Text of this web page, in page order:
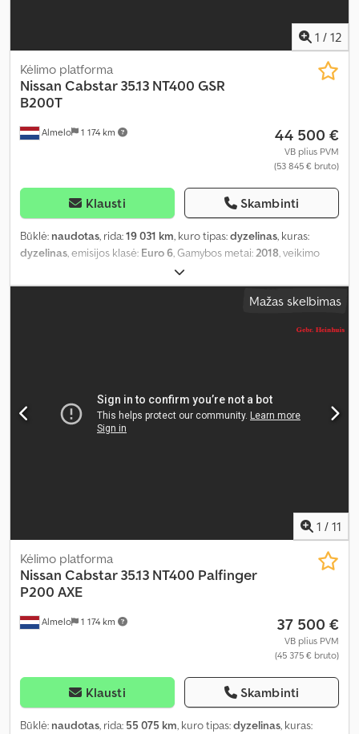
1 / 12
Almelo 1 174 km
Kėlimo platforma
Nissan Cabstar 35.13 NT400 GSR
B200T
44 500 €
VB plius PVM
(53 845 € bruto)
Klausti Skambinti
Būklė: naudotas, rida:19 031 km, kuro tipas:dyzelinas, kuras:
dyzelinas, emisijos klasė: Euro 6, Gamybos metai:2018, veikimo
,
Mažas skelbimas
1 / 11
Almelo 1 174 km
Kėlimo platforma
Nissan Cabstar 35.13 NT400 Palfinger
P200 AXE
37 500 €
VB plius PVM
(45 375 € bruto)
Klausti Skambinti
Būklė: naudotas, rida: 55 075 km, kuro tipas:dyzelinas, kuras: